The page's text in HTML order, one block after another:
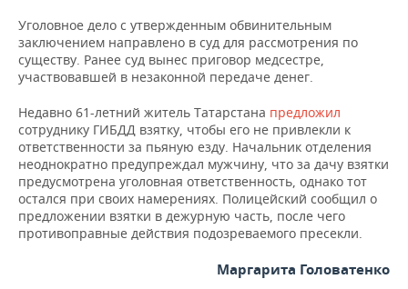
Уголовное дело с утвержденным обвинительным
заключением направлено в суд для рассмотрения по
существу. Ранее суд вынес приговор медсестре,
участвовавшей в незаконной передаче денег.
Недавно 61-летний житель Татарстана предложил
сотруднику ГИБДД взятку, чтобы его не привлекли к
ответственности за пьяную езду. Начальник отделения
неоднократно предупреждал мужчину, что за дачу взятки
предусмотрена уголовная ответственность, однако тот
остался при своих намерениях. Полицейский сообщил о
предложении взятки в дежурную часть, после чего
противоправные действия подозреваемого пресекли.
Маргарита Головатенко